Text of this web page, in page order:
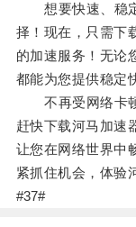
想要快速、稳定
择！现在，只需下
的加速服务！无论
都能为您提供稳定
不再受网络卡顿
赶快下载河马加速
让您在网络世界中
紧抓住机会，体验
#37#